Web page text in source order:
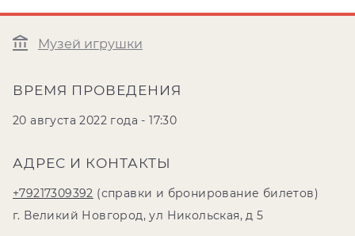
Музей игрушки
ВРЕМЯ ПРОВЕДЕНИЯ
20 августа 2022 года - 17:30
АДРЕС И КОНТАКТЫ
+79217309392 (справки и бронирование билетов)
г. Великий Новгород, ул Никольская, д 5